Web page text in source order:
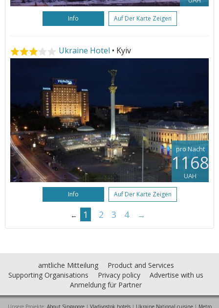
Info Auf Der Karte Zeigen
Ukraine Hotel • Kyiv
pro Nacht
1168
UAH
Info Auf Der Karte Zeigen
← 1 2 3 4 →
amtliche Mitteilung
Product and Services
Supporting Organisations
Privacy policy
Advertise with us
Anmeldung für Partner
Unsere Projekte: About Singapore| Vladivostok hotels| Ukraine National cuisine| Metro